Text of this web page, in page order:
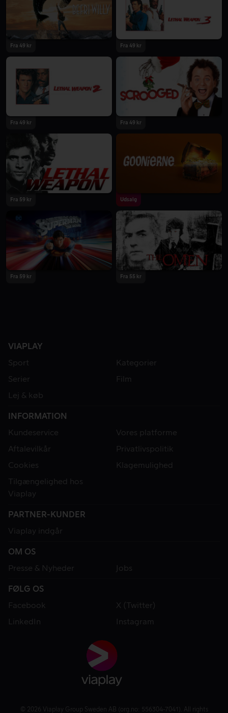
Fra 49 kr Fra 49 kr
Fra 49 kr Fra 49 kr
Fra 59 kr Udsalg
Fra 59 kr Fra 55 kr
VIAPLAY
Sport
Kategorier
Serier
Film
Lej & køb
INFORMATION
Kundeservice
Vores platforme
Aftalevilkår
Privatlivspolitik
Cookies
Klagemulighed
Tilgængelighed hos
Viaplay
PARTNER-KUNDER
Viaplay indgår
OM OS
Presse & Nyheder
Jobs
FØLG OS
Facebook
X (Twitter)
LinkedIn
Instagram
© 2026 Viaplay Group Sweden AB (org.no: 556304-7041). All rights